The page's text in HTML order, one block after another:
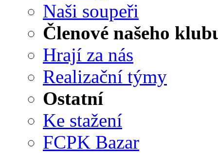
Naši soupeři
Členové našeho
Hrají za nás
Realizační týmy
Ostatní
Ke stažení
FCPK Bazar